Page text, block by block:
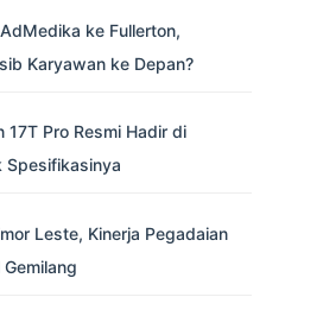
ke Fullerton,
Karyawan ke Depan?
17T Pro Resmi Hadir di
Spesifikasinya
Leste, Kinerja Pegadaian